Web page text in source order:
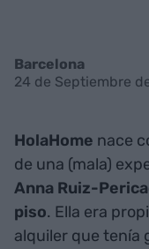
Barcelona
24 de Septiembre
HolaHome nace
de una (mala)
Anna Ruiz-
piso. Ella era
alquiler que tenía